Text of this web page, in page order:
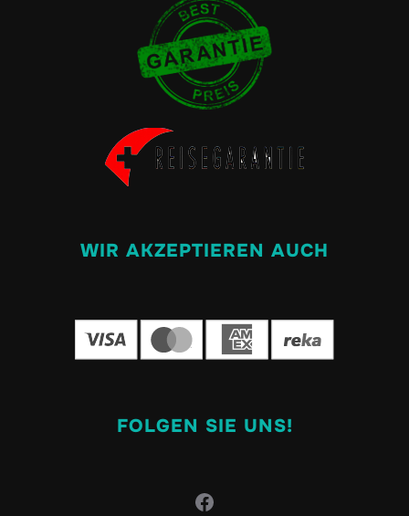
WIR AKZEPTIEREN AUCH
FOLGEN SIE UNS!
Facebook